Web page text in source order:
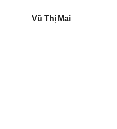
Vũ Thị Mai